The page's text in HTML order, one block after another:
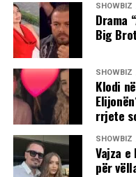
SHOWBIZ
Drama
Big
SHOWBIZ
Klodi
rrjete
SHOWBIZ
Vajza
për